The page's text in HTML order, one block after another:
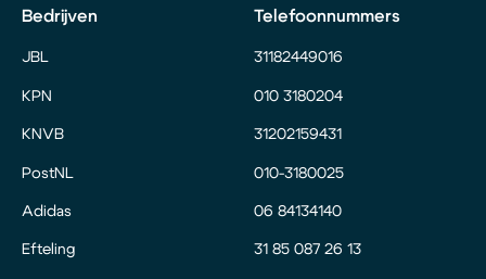
Bedrijven
JBL
KPN
KNVB
PostNL
Adidas
Efteling
Telefoonnummers
31182449016
010 3180204
31202159431
010-3180025
06 84134140
31 85 087 26 13